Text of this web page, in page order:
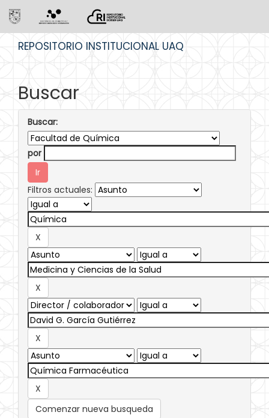
REPOSITORIO INSTITUCIONAL UAQ
Buscar
Buscar:
por
Filtros actuales:
Comenzar nueva busqueda